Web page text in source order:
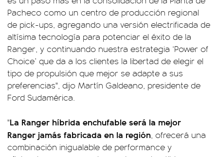
Pacheco como un centro de producción regional
de pick-ups, agregando una versión electrificada de
altísima tecnología para potenciar el éxito de la
Ranger, y continuando nuestra estrategia ‘Power of
Choice’ que da a los clientes la libertad de elegir el
tipo de propulsión que mejor se adapte a sus
preferencias", dijo Martín Galdeano, presidente de
Ford Sudamérica.
"La Ranger híbrida enchufable será la mejor
Ranger jamás fabricada en la región, ofrecerá una
combinación inigualable de performance y